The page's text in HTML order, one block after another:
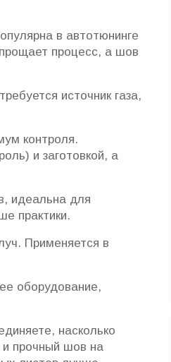
в автотюнинге
процесс, а шов
источник газа,
контроля.
и заготовкой, а
идеальна для
практики.
Применяется в
оборудование,
насколько
и прочный шов на